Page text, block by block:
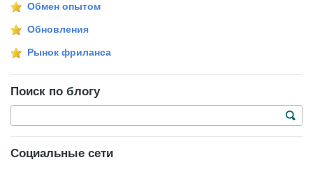
Обмен опытом
Обновления
Рынок фриланса
Поиск по блогу
Социальные сети